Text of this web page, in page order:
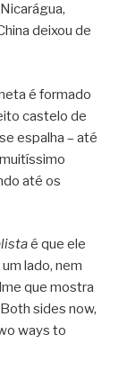
deixou de
é formado
castelo de
espalha – até
até os
é que ele
lado, nem
que mostra
sides now,
ways to